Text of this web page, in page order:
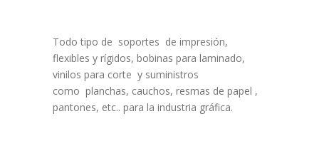
Todo tipo de soportes de impresión,
flexibles y rígidos, bobinas para laminado,
vinilos para corte y suministros
como planchas, cauchos, resmas de papel ,
pantones, etc.. para la industria gráfica.